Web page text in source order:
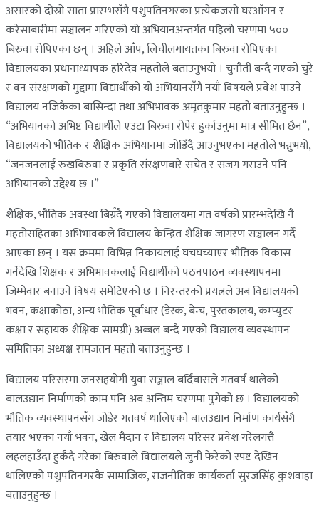
असारको दोस्रो साता प्रारम्भसँगै पशुपतिनगरका प्रत्येकजसो घरआँगन र
करेसाबारीमा सञ्चालन गरिएको यो अभियानअन्तर्गत पहिलो चरणमा ५००
बिरुवा रोपिएका छन् । अहिले आँप, लिचीलगायतका बिरुवा रोपिएका
विद्यालयका प्रधानाध्यापक हरिदेव महतोले बताउनुभयो । चुनौती बन्दै गएको चुरे
र वन संरक्षणको मुद्दामा विद्यार्थीको यो अभियानसँगै नयाँ विषयले प्रवेश पाउने
विद्यालय नजिकैका बासिन्दा तथा अभिभावक अमृतकुमार महतो बताउनुहुन्छ ।
“अभियानको अभिष्ट विद्यार्थीले एउटा बिरुवा रोपेर हुर्काउनुमा मात्र सीमित छैन”,
विद्यालयको भौतिक र शैक्षिक अभियानमा जोडिँदै आउनुभएका महतोले भन्नुभयो,
“जनजनलाई रुखबिरुवा र प्रकृति संरक्षणबारे सचेत र सजग गराउने पनि
अभियानको उद्देश्य छ ।”
शैक्षिक, भौतिक अवस्था बिग्रँदै गएको विद्यालयमा गत वर्षको प्रारम्भदेखि नै
महतोसहितका अभिभावकले विद्यालय केन्द्रित शैक्षिक जागरण सञ्चालन गर्दै
आएका छन् । यस क्रममा विभिन्न निकायलाई घचघच्याएर भौतिक विकास
गर्नेदेखि शिक्षक र अभिभावकलाई विद्यार्थीको पठनपाठन व्यवस्थापनमा
जिम्मेवार बनाउने विषय समेटिएको छ । निरन्तरको प्रयत्नले अब विद्यालयको
भवन, कक्षाकोठा, अन्य भौतिक पूर्वाधार (डेस्क, बेन्च, पुस्तकालय, कम्प्युटर
कक्षा र सहायक शैक्षिक सामग्री) अब्बल बन्दै गएको विद्यालय व्यवस्थापन
समितिका अध्यक्ष रामजतन महतो बताउनुहुन्छ ।
विद्यालय परिसरमा जनसहयोगी युवा सञ्जाल बर्दिबासले गतवर्ष थालेको
बालउद्यान निर्माणको काम पनि अब अन्तिम चरणमा पुगेको छ । विद्यालयको
भौतिक व्यवस्थापनसँग जोडेर गतवर्ष थालिएको बालउद्यान निर्माण कार्यसँगै
तयार भएका नयाँ भवन, खेल मैदान र विद्यालय परिसर प्रवेश गरेलगत्तै
लहलहाउँदा हुर्कँदै गरेका बिरुवाले विद्यालयले जुनी फेरेको स्पष्ट देखिन
थालिएको पशुपतिनगरकै सामाजिक, राजनीतिक कार्यकर्ता सुरजसिंह कुशवाहा
बताउनुहुन्छ ।